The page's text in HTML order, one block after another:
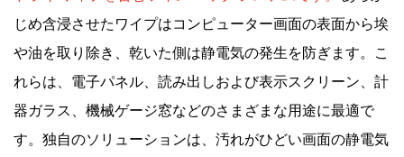
じめ含浸させたワイプはコンピューター画面の表面から埃
や油を取り除き、乾いた側は静電気の発生を防ぎます。こ
れらは、電子パネル、読み出しおよび表示スクリーン、計
器ガラス、機械ゲージ窓などのさまざまな用途に最適で
す。独自のソリューションは、汚れがひどい画面の静電気